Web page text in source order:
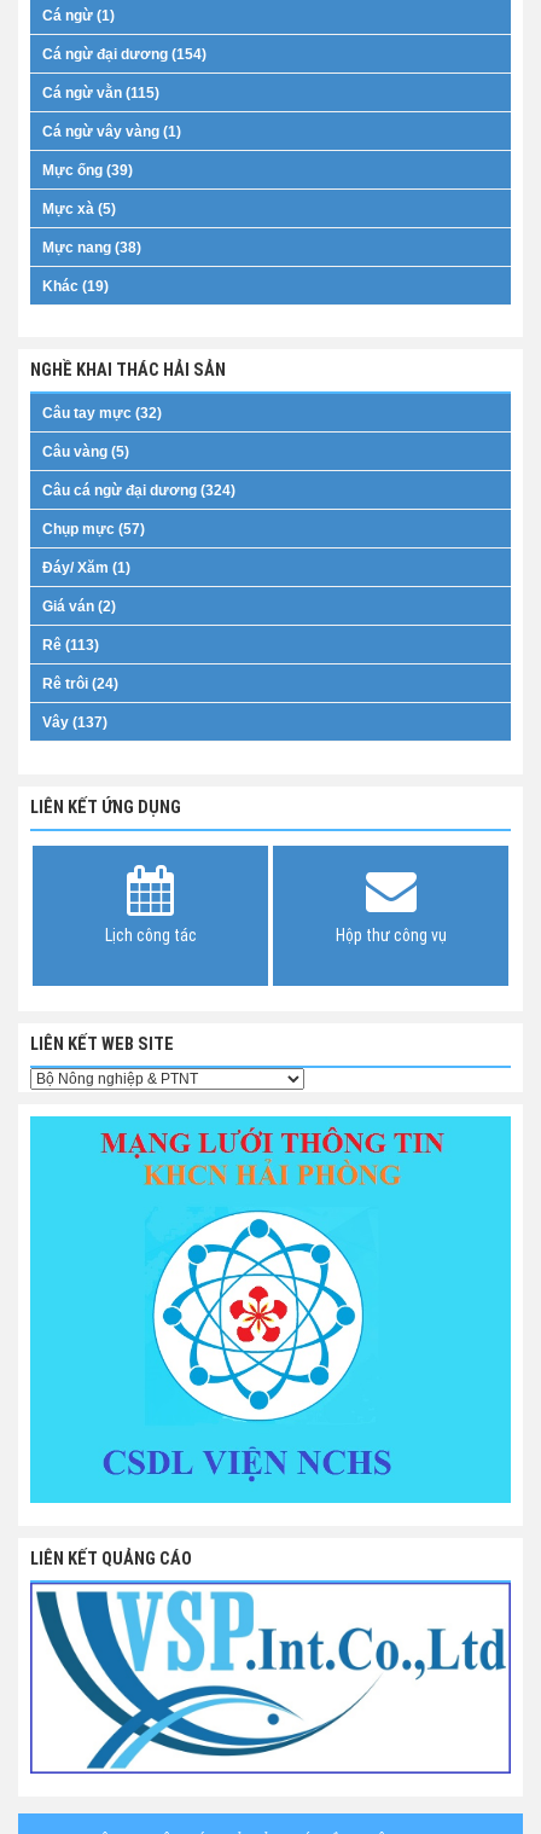
Cá ngừ (1)
Cá ngừ đại dương (154)
Cá ngừ vằn (115)
Cá ngừ vây vàng (1)
Mực ống (39)
Mực xà (5)
Mực nang (38)
Khác (19)
NGHỀ KHAI THÁC HẢI SẢN
Câu tay mực (32)
Câu vàng (5)
Câu cá ngừ đại dương (324)
Chụp mực (57)
Đáy/ Xăm (1)
Giá ván (2)
Rê (113)
Rê trôi (24)
Vây (137)
LIÊN KẾT ỨNG DỤNG
Lịch công tác Hộp thư công vụ
LIÊN KẾT WEB SITE
LIÊN KẾT QUẢNG CÁO